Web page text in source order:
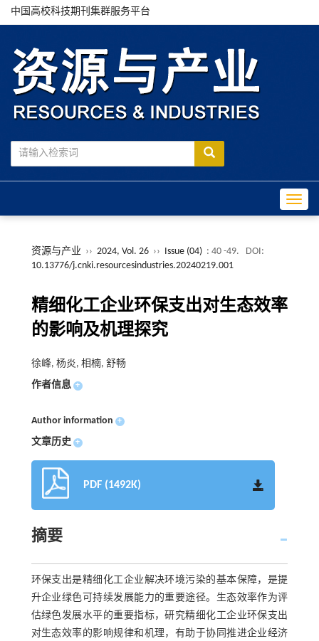
中国高校科技期刊集群服务平台
资源与产业 ›› 2024, Vol. 26 ›› Issue (04) : 40 -49.
DOI:
10.13776/j.cnki.resourcesindustries.20240219.001
精细化工企业环保支出对生态效率
的影响及机理探究
徐峰, 杨炎, 相楠, 舒畅
作者信息 +
Author information +
文章历史 +
PDF (1492K)
摘要
环保支出是精细化工企业解决环境污染的基本保障，是提
升企业绿色可持续发展能力的重要途径。生态效率作为评
估绿色发展水平的重要指标，研究精细化工企业环保支出
对生态效率的影响规律和机理，有助于协同推进企业经济